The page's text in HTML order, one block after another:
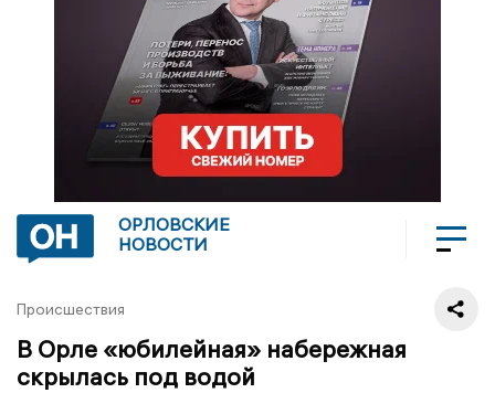
ОРЛОВСКИЕ
НОВОСТИ
Происшествия
В Орле «юбилейная» набережная
скрылась под водой